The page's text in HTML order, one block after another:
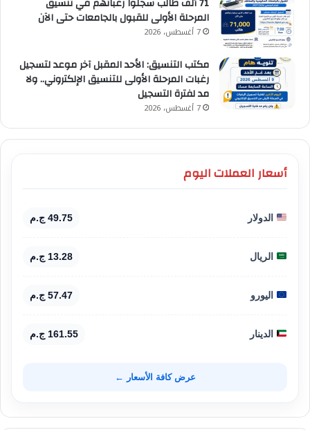
المرحلة الأولى للقبول بالجامعات حتى الآن
7 أغسطس، 2026
مكتب التنسيق: الأحد المقبل آخر موعد لتسجيل
رغبات المرحلة الأولى للتنسيق الإلكتروني.. ولا
مد لفترة التسجيل
7 أغسطس، 2026
أسعار العملات اليوم
الدولار 49.75 ج.م
الريال 13.28 ج.م
اليورو 57.47 ج.م
الدينار 161.55 ج.م
عرض كافة الأسعار ←